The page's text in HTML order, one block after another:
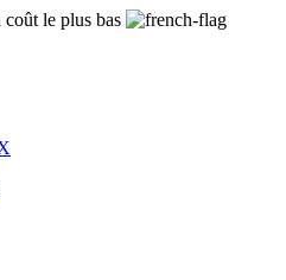
le plus bas